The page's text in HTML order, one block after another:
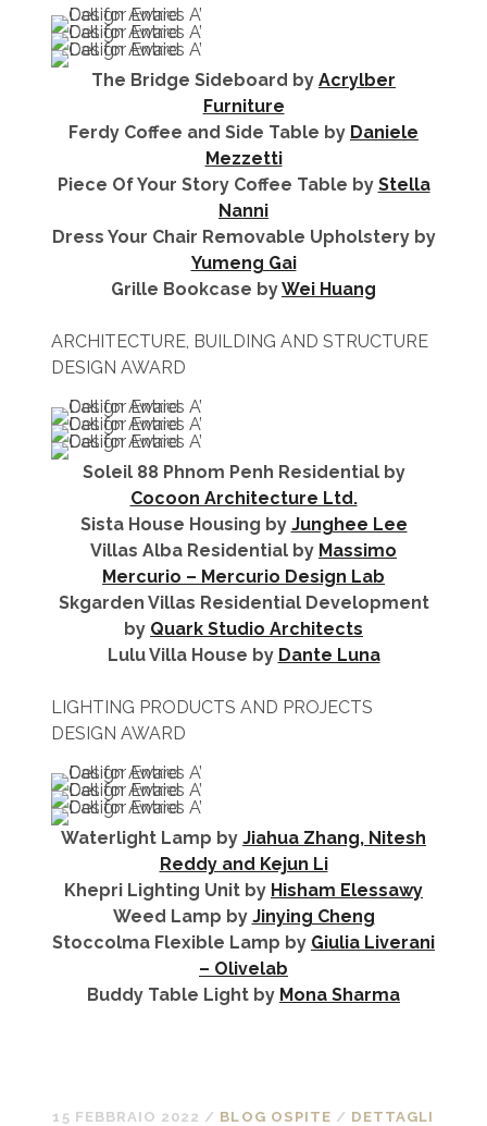
The Bridge Sideboard by Acrylber
Furniture
Ferdy Coffee and Side Table by Daniele
Mezzetti
Piece Of Your Story Coffee Table by Stella
Nanni
Dress Your Chair Removable Upholstery by
Yumeng Gai
Grille Bookcase byWei Huang
ARCHITECTURE, BUILDING AND STRUCTURE
DESIGN AWARD
Soleil 88 Phnom Penh Residential by
Cocoon Architecture Ltd.
Sista House Housing by Junghee Lee
Villas Alba Residential by Massimo
Mercurio – Mercurio Design Lab
Skgarden Villas Residential Development
by Quark Studio Architects
Lulu Villa House by Dante Luna
LIGHTING PRODUCTS AND PROJECTS
DESIGN AWARD
Waterlight Lamp by Jiahua Zhang, Nitesh
Reddy and Kejun Li
Khepri Lighting Unit by Hisham Elessawy
Weed Lamp by Jinying Cheng
Stoccolma Flexible Lamp by Giulia Liverani
– Olivelab
Buddy Table Light by Mona Sharma
15 FEBBRAIO 2022 / BLOG OSPITE / DETTAGLI